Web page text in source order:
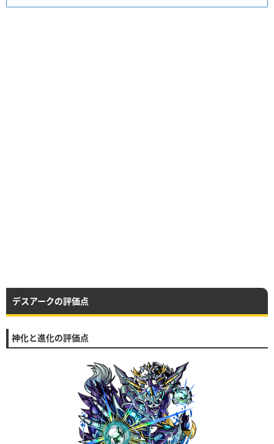
デスアークの評価点
神化と進化の評価点